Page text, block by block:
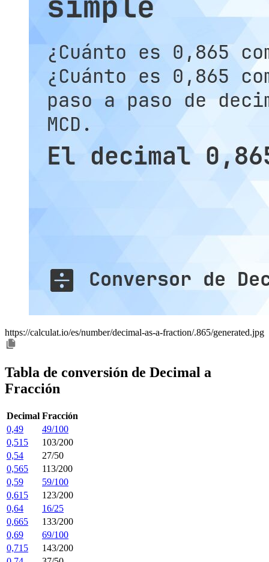
https://calculat.io/es/number/decimal-as-a-fraction/.865/generated.jpg
Tabla de conversión de Decimal a
Fracción
Decimal Fracción
0,49
49/100
0,515
103/200
0,54
27/50
0,565
113/200
0,59
59/100
0,615
123/200
0,64
16/25
0,665
133/200
0,69
69/100
0,715
143/200